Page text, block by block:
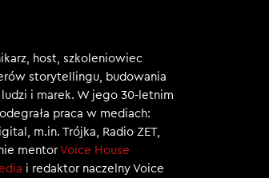
host, szkoleniowiec
storytellingu, budowania
i marek. W jego 30-letnim
praca w mediach:
m.in. Trójka, Radio ZET,
mentorVoice House
i redaktor naczelny Voice